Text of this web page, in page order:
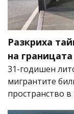
Разкриха
на
31-годишен
мигрантите
пространство